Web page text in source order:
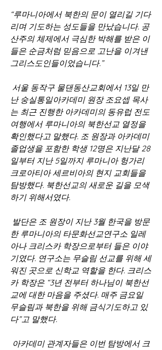
“루마니아에서 북한의 문이 열리길 기다
리며 기도하는 성도들을 만났습니다. 공
산주의 체제에서 극심한 박해를 받은 이
들은 순금처럼 믿음으로 고난을 이겨낸
그리스도인들이었습니다.”
난 숭실통일아카데미 원장 조요셉 목사
는 최근 진행한 아카데미의 동유럽 전도
여행에서 루마니아의 북한선교 열정을
확인했다고 말했다. 조 원장과 아카데미
졸업생을 포함한 학생 12명은 지난달 28
일부터 지난 5일까지 루마니아 헝가리
크로아티아 세르비아의 현지 교회들을
탐방했다. 북한선교의 새로운 길을 모색
하기 위해서였다.
한 루마니아의 타문화선교연구소 일레
아나 크리스카 학장으로부터 들은 이야
기였다. 연구소는 무슬림 선교를 위해 세
워진 곳으로 신학교 역할을 한다. 크리스
카 학장은 “3년 전부터 하나님이 북한선
교에 대한 마음을 주셨다. 매주 금요일
무슬림과 북한을 위해 금식기도하고 있
다”고 말했다.